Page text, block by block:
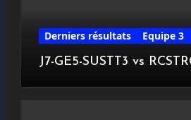
Derniers résultats Equipe 3
J7-GE5-SUSTT3 vs